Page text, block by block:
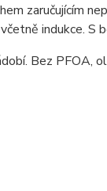
zaručujícím
indukce. S
Bez PFOA,